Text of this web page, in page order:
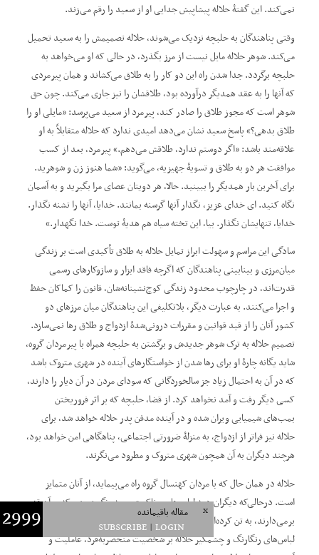
نمی‌کند. این گفتۀ حلاله پیشاپیش جدایی او از سعید را رقم می‌زند.
وقتی پناهندگان به حلبچه نزدیک می‌شوند، حلاله تصمیمش را به سعید تحمیل
می‌کند. شوهر حلاله مایل نیست از مرز بگذرد، در حالی‌ که او می‌خواهد به
حلبچه برگردد. جدا شدن راه این دو کار را به طلاق می‌کشاند و همان پیرمردی
که آنها را به عقد همدیگر درآورده بود، طلاقشان را نیز جاری می‌کند. چون حق
شوهر است که مجوز طلاق را صادر کند، پیرمرد از سعید می‌پرسد: ”مایلی او را
طلاق بدهی؟“ پاسخ سعید نشان می‌دهد امیدی ندارد که حلاله متقابلاً به او
علاقه‌مند باشد: ”اگر دوستم ندارد، طلاقش می‌دهم.“ پیرمرد، بعد از کسب
موافقت هر دو به طلاق و تسویۀ جهیزیه، می‌گوید: ”شما هنوز زن و شوهرید.
برای آخرین بار همدیگر را ببینید. حالا، هر دویتان عصای مرا بگیرید و به آسمان
نگاه کنید. ای خدای عزیز، نگذار آنها گرسنه بمانند. خدایا، آنها را تشنه نگذار.
خدایا، تنهایشان نگذار. بیا، این تخته سیاه هم هدیۀ توست. خدا نگهدار.“
سادگی این مراسم و سهولت ابراز تمایل حلاله به طلاق تأکیدی است بر زندگی
میان‌مرزی و بینابینی پناهندگان که اگرچه فاقد ابزار و سازوکارهای رسمی
قدرت‌اند، در چارچوب محدود زندگی کوچ‌نشینانه‌شان، قانون را کماکان حفظ
و اجرا می‌کنند. به عبارت دیگر، بلاتکلیفی این پناهندگان میان مرزهای دو
کشور آنان را از قید قوانین و مقررات درونی‌شدۀ ازدواج و طلاق رها نمی‌سازد.
تصمیم حلاله به ترک شوهر جدیدش و برگشتن به حلبچه همراه با پیرمردان گروه،
شاید یگانه چارۀ او برای رها شدن از خواستگارهای آینده در شهری متروک باشد
که در آن به احتمال زیاد جز سالخوردگانی که سودای مردن در آن دیار را دارند،
کسی دیگر رفت و آمد نخواهد کرد. از قضا، حلبچه که بر اثر فروریختن
بمب‌های شیمیایی ویران شده و در آینده مدفن پدر حلاله خواهد شد، برای
حلاله نیز فراتر از ازدواج، به منزلۀ ضرورتی اجتماعی، پناهگاهی امن خواهد بود،
هرچند دیگران به آن همچون شهری متروک و مطرود می‌نگرند.
حلاله در همان حال که با مردان کهنسال گروه راه می‌پیماید، از آنان متمایز
است. درحالی‌که دیگران همه لباس‌هایی خاکستری، به رنگ زمینی که بر آن قدم
برمی‌دارند، به تن کرده‌اند، فقط حلاله است که جامۀ رنگین بر تن دارد.
لباس‌های رنگارنگ و چشمگیر حلاله بر شخصیت منحصربه‌فرد، عاملیت و
x
2999
مقاله‌ باقیمانده
SUBSCRIBE | LOGIN